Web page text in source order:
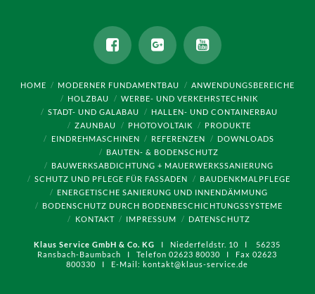
HOME MODERNER FUNDAMENTBAU
ANWENDUNGSBEREICHE
HOLZBAU
WERBE- UND VERKEHRSTECHNIK
STADT- UND GALABAU
HALLEN- UND CONTAINERBAU
ZAUNBAU
PHOTOVOLTAIK
PRODUKTE
EINDREHMASCHINEN
REFERENZEN
DOWNLOADS
BAUTEN- & BODENSCHUTZ
BAUWERKSABDICHTUNG + MAUERWERKSSANIERUNG
SCHUTZ UND PFLEGE FÜR FASSADEN
BAUDENKMALPFLEGE
ENERGETISCHE SANIERUNG UND INNENDÄMMUNG
BODENSCHUTZ DURCH BODENBESCHICHTUNGSSYSTEME
KONTAKT
IMPRESSUM DATENSCHUTZ
Klaus Service GmbH & Co. KG
I Niederfeldstr. 10 I 56235
Ransbach-Baumbach I Telefon 02623 80030 I Fax 02623
800330 I E-Mail: kontakt@klaus-service.de